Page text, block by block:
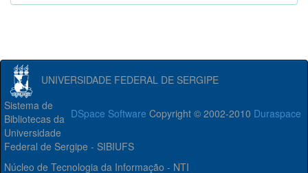
UNIVERSIDADE FEDERAL DE SERGIPE
DSpace Software Copyright © 2002-2010 Duraspace
Sistema de
Bibliotecas da
Universidade
Federal de Sergipe - SIBIUFS
Núcleo de Tecnologia da Informação - NTI